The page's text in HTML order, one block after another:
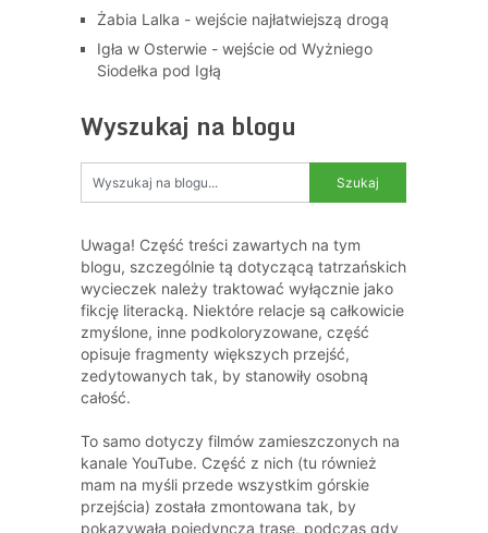
Żabia Lalka - wejście najłatwiejszą drogą
Igła w Osterwie - wejście od Wyżniego
Siodełka pod Igłą
Wyszukaj na blogu
Uwaga! Część treści zawartych na tym
blogu, szczególnie tą dotyczącą tatrzańskich
wycieczek należy traktować wyłącznie jako
fikcję literacką. Niektóre relacje są całkowicie
zmyślone, inne podkoloryzowane, część
opisuje fragmenty większych przejść,
zedytowanych tak, by stanowiły osobną
całość.
To samo dotyczy filmów zamieszczonych na
kanale YouTube. Część z nich (tu również
mam na myśli przede wszystkim górskie
przejścia) została zmontowana tak, by
pokazywała pojedynczą trasę, podczas gdy